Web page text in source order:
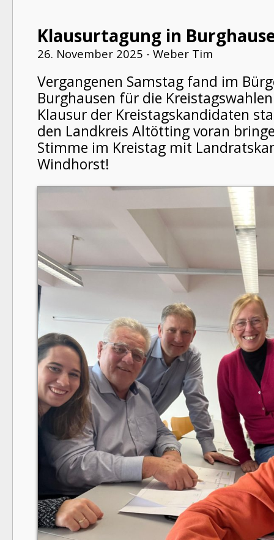
Klausurtagung in
26. November 2025 - Weber Tim
Vergangenen Samstag fand im
Burghausen für die
Klausur der Kreistagskandidaten
den Landkreis Altötting voran
Stimme im Kreistag mit
Windhorst!